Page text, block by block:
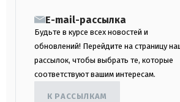
E-mail-рассылка
Будьте в курсе всех новостей и
обновлений! Перейдите на страницу
рассылок, чтобы выбрать те, которые
соответствуют вашим интересам.
К РАССЫЛКАМ